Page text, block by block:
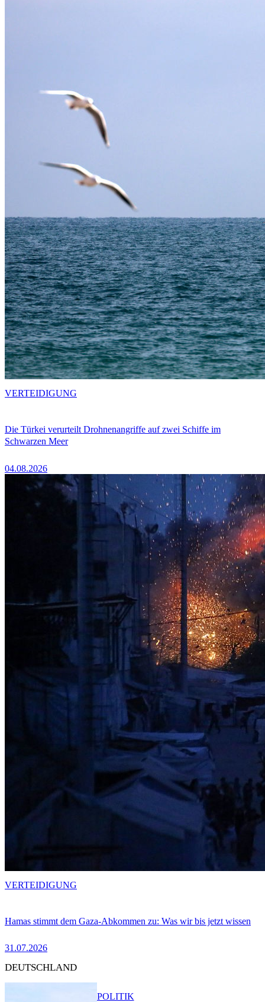
Die Türkei verurteilt Drohnenangriffe auf zwei Schiffe im
Schwarzen Meer
04.08.2026
VERTEIDIGUNG
Hamas stimmt dem Gaza-Abkommen zu: Was wir bis jetzt wissen
31.07.2026
VERTEIDIGUNG
DEUTSCHLAND
POLITIK